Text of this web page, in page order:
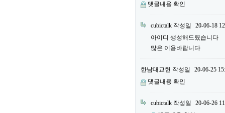
댓글내용 확인
cubictalk 작성일
20-06-18
아이디 생성해드렸습니다
많은 이용바랍니다
한남대교헌 작성일
20-06-25
댓글내용 확인
cubictalk 작성일
20-06-26